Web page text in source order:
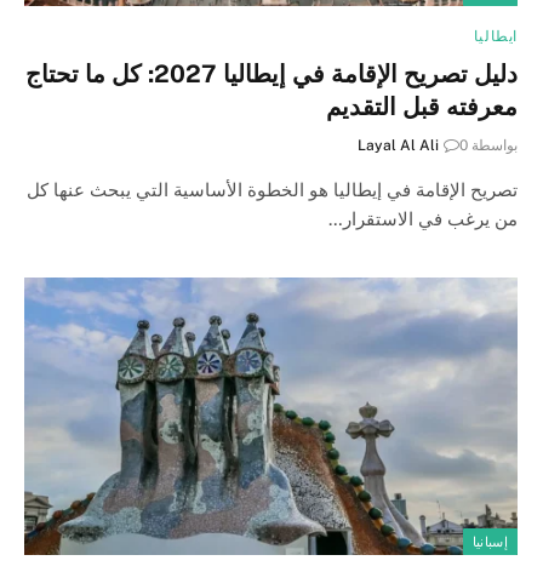
ايطاليا
دليل تصريح الإقامة في إيطاليا 2027: كل ما تحتاج
معرفته قبل التقديم
بواسطة Layal Al Ali 0
تصريح الإقامة في إيطاليا هو الخطوة الأساسية التي يبحث عنها كل
من يرغب في الاستقرار…
إسبانيا